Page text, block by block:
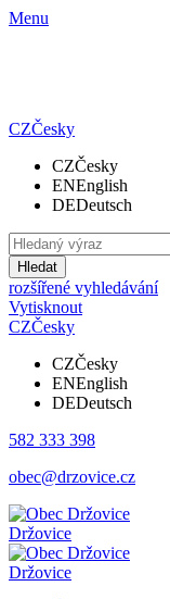
Menu
CZČesky
CZČesky
ENEnglish
DEDeutsch
Hledat
rozšířené vyhledávání
Vytisknout
CZČesky
CZČesky
ENEnglish
DEDeutsch
582 333 398
obec@drzovice.cz
Držovice
Držovice